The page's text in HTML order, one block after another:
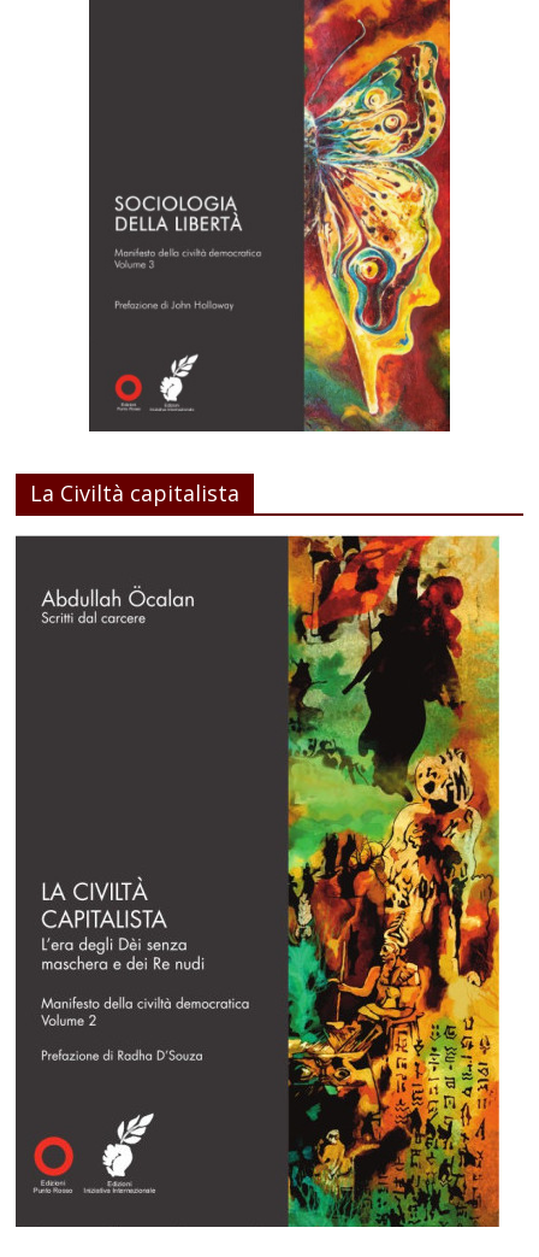
La Civiltà capitalista